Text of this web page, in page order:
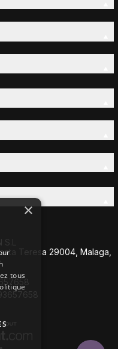
S.L
Teresa 29004, Malaga,
×
tous